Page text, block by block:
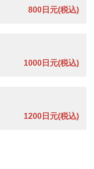
800日元(税込)
1000日元(税込)
1200日元(税込)